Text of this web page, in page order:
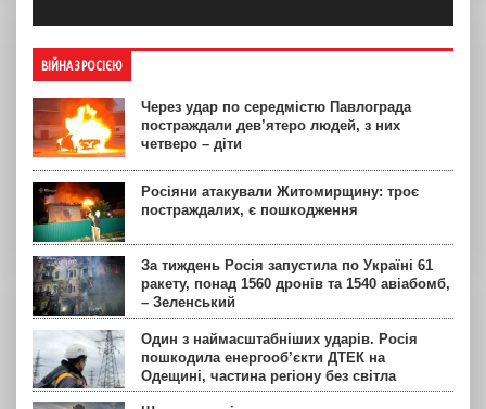
ВІЙНА З РОСІЄЮ
Через удар по середмістю Павлограда
постраждали дев’ятеро людей, з них
четверо – діти
Росіяни атакували Житомирщину: троє
постраждалих, є пошкодження
За тиждень Росія запустила по Україні 61
ракету, понад 1560 дронів та 1540 авіабомб,
– Зеленський
Один з наймасштабніших ударів. Росія
пошкодила енергооб’єкти ДТЕК на
Одещині, частина регіону без світла